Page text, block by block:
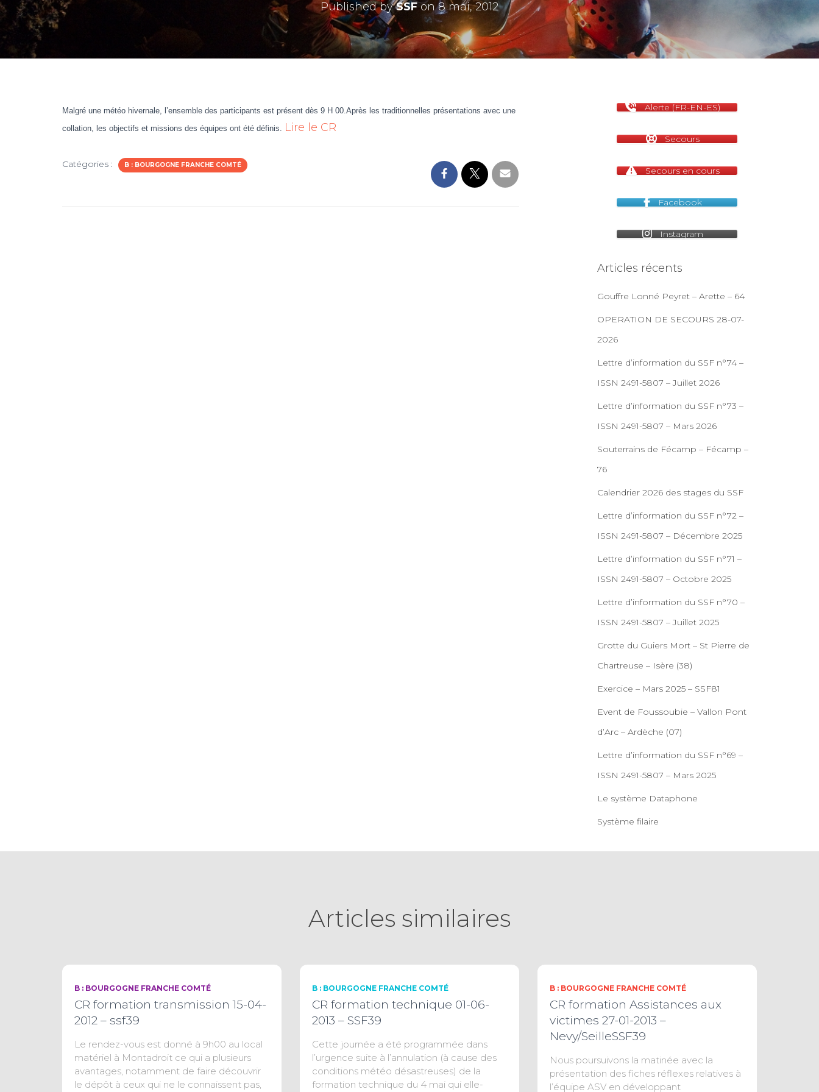
Published bySSFon8 mai, 2012
Malgré une météo hivernale, l’ensemble des participants est présent dès 9 H 00.Après les traditionnelles présentations avec une
collation, les objectifs et missions des équipes ont été définis. Lire le CR
Catégories : B : BOURGOGNE FRANCHE COMTÉ
Alerte (FR-EN-ES)
Secours
Secours en cours
Facebook
Instagram
Articles récents
Gouffre Lonné Peyret – Arette – 64
OPERATION DE SECOURS 28-07-
2026
Lettre d’information du SSF n°74 –
ISSN 2491-5807 – Juillet 2026
Lettre d’information du SSF n°73 –
ISSN 2491-5807 – Mars 2026
Souterrains de Fécamp – Fécamp –
76
Calendrier 2026 des stages du SSF
Lettre d’information du SSF n°72 –
ISSN 2491-5807 – Décembre 2025
Lettre d’information du SSF n°71 –
ISSN 2491-5807 – Octobre 2025
Lettre d’information du SSF n°70 –
ISSN 2491-5807 – Juillet 2025
Grotte du Guiers Mort – St Pierre de
Chartreuse – Isère (38)
Exercice – Mars 2025 – SSF81
Event de Foussoubie – Vallon Pont
d’Arc – Ardèche (07)
Lettre d’information du SSF n°69 –
ISSN 2491-5807 – Mars 2025
Le système Dataphone
Système filaire
Articles similaires
B : BOURGOGNE FRANCHE COMTÉ
CR formation transmission 15-04-
2012 – ssf39
Le rendez-vous est donné à 9h00 au local
matériel à Montadroit ce qui a plusieurs
avantages, notamment de faire découvrir
le dépôt à ceux qui ne le connaissent pas,
B : BOURGOGNE FRANCHE COMTÉ
CR formation technique 01-06-
2013 – SSF39
Cette journée a été programmée dans
l’urgence suite à l’annulation (à cause des
conditions météo désastreuses) de la
formation technique du 4 mai qui elle-
B : BOURGOGNE FRANCHE COMTÉ
CR formation Assistances aux
victimes 27-01-2013 –
Nevy/SeilleSSF39
Nous poursuivons la matinée avec la
présentation des fiches réflexes relatives à
l’équipe ASV en développant